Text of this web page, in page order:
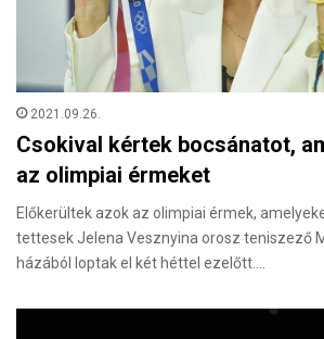
2021.09.26.
Csokival kértek bocsánatot,
az olimpiai érmeket
Előkerültek azok az olimpiai érmek,
tettesek Jelena Vesznyina orosz teniszező
házából loptak el két héttel ezelőtt.…